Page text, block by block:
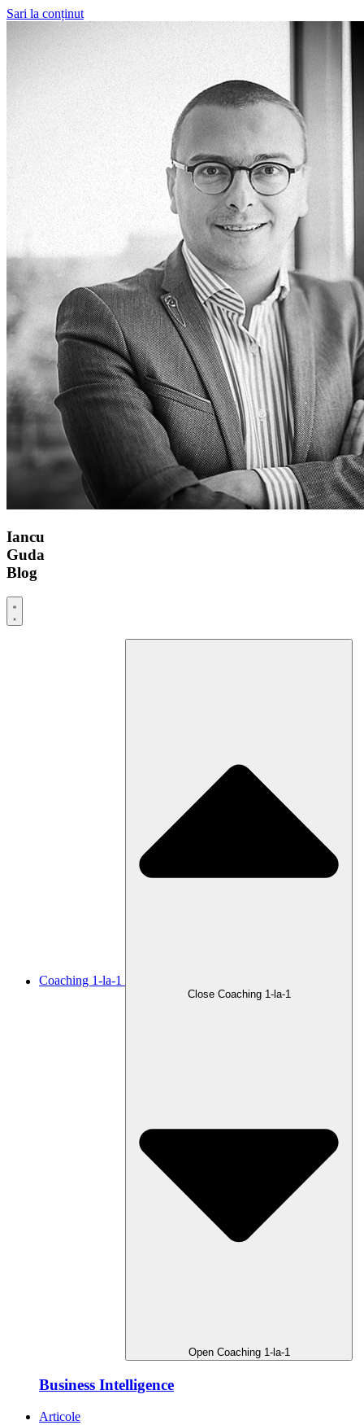
Sari la conținut
Iancu
Guda
Blog
Coaching 1-la-1
Close Coaching 1-la-1
Open Coaching 1-la-1
Business Intelligence
Articole